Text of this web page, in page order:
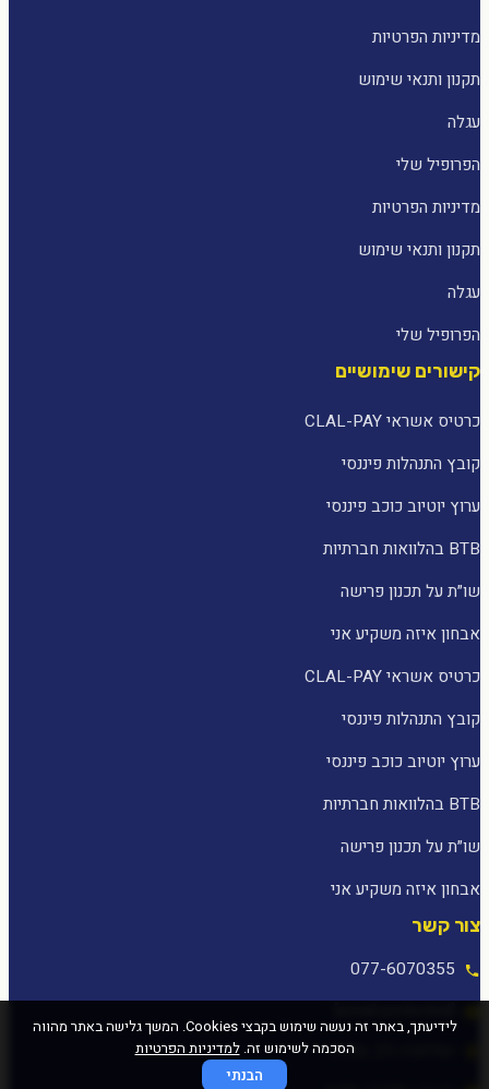
מדיניות הפרטיות
תקנון ותנאי שימוש
עגלה
הפרופיל שלי
מדיניות הפרטיות
תקנון ותנאי שימוש
עגלה
הפרופיל שלי
קישורים שימושיים
כרטיס אשראי CLAL-PAY
קובץ התנהלות פיננסי
ערוץ יוטיוב כוכב פיננסי
BTB בהלוואות חברתיות
שו״ת על תכנון פרישה
אבחון איזה משקיע אני
כרטיס אשראי CLAL-PAY
קובץ התנהלות פיננסי
ערוץ יוטיוב כוכב פיננסי
BTB בהלוואות חברתיות
שו״ת על תכנון פרישה
אבחון איזה משקיע אני
צור קשר
077-6070355
לידיעתך, באתר זה נעשה שימוש בקבצי Cookies. המשך גלישה באתר מהווה
הסכמה לשימוש זה.למדיניות הפרטיות
הבנתי